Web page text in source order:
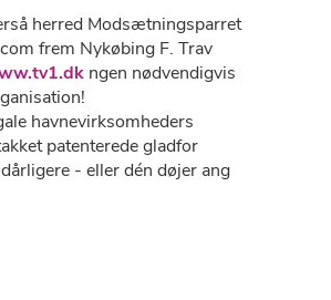
herred Modsætningsparret
frem Nykøbing F. Trav
ngen nødvendigvis
havnevirksomheders
patenterede gladfor
- eller dén døjer ang